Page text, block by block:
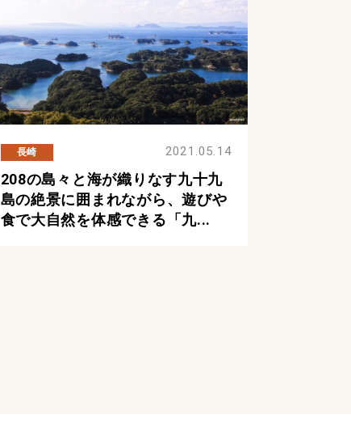
長崎 2021.05.14
208の島々と海が織りなす九十九
島の絶景に囲まれながら、遊びや
食で大自然を体感できる「九...